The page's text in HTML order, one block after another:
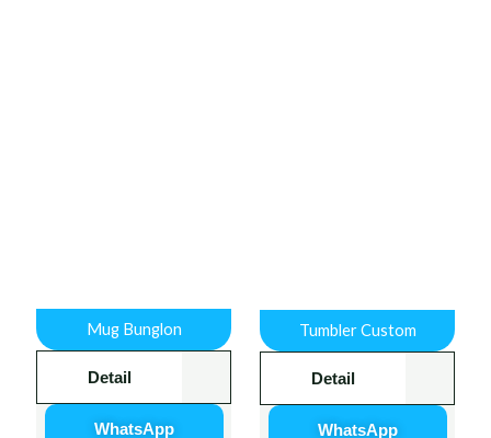
Tumbler Custom
Detail
WhatsApp
Mug Bunglon
Detail
WhatsApp